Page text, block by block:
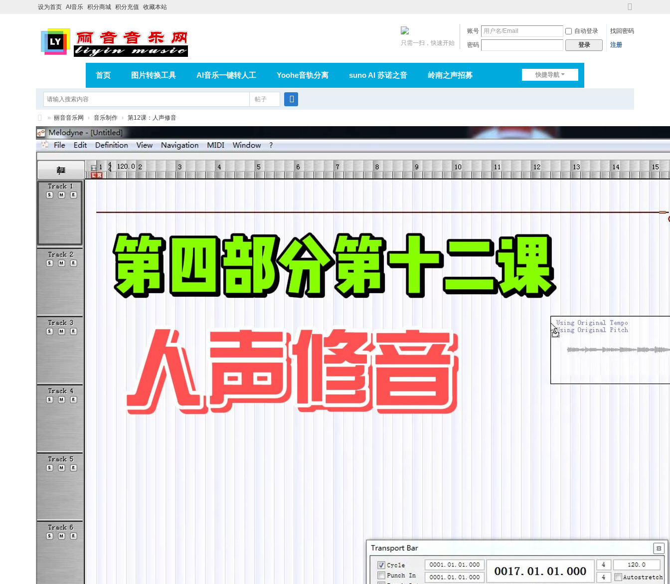
设为首页 AI音乐 积分商城 积分充值 收藏本站
到
账号 自动登录
找回密码
密码
登录 注册
只需一扫，快速开始
快捷导航
首页 图片转换工具 AI音乐一键转人工 Yoohe音轨分离 suno AI 苏诺之音 岭南之声招募
在线论坛
相册 分享 记录
帖子
索
» 丽音音乐网 › 音乐制作 › 第12课：人声修音